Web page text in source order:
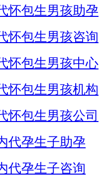
怀包生男孩助孕
怀包生男孩咨询
怀包生男孩中心
怀包生男孩机构
怀包生男孩公司
代孕生子助孕
代孕生子咨询